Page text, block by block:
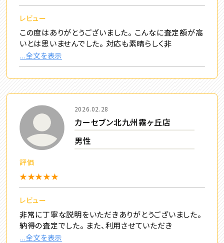
レビュー
この度はありがとうございました。 こんなに査定額が高
いとは思いませんでした。 対応も素晴らしく非
...全文を表示
2026.02.28
カーセブン北九州霧ヶ丘店
男性
評価
★★★★★
レビュー
非常に丁寧な説明をいただきありがとうございました。
納得の査定でした。 また、利用させていただき
...全文を表示